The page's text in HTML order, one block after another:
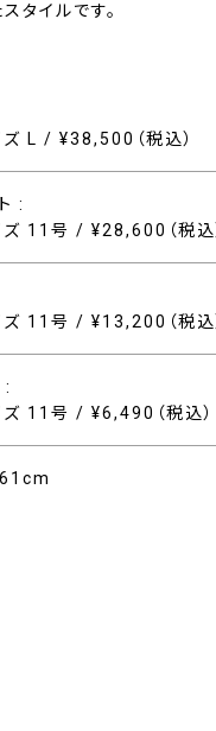
タイルです。
L / ¥38,500（税込）
:
11号 / ¥28,600（税込
11号 / ¥13,200（税込
:
11号 / ¥6,490（税込）